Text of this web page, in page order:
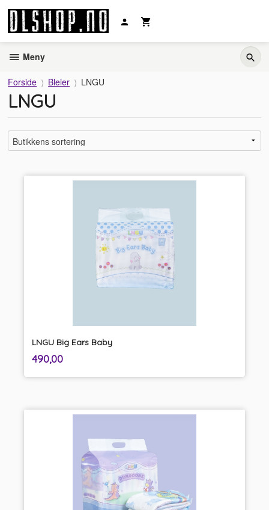
innholdet
Meny
Forside Bleier LNGU
LNGU
LNGU Big Ears Baby
Pris
490,00mva.